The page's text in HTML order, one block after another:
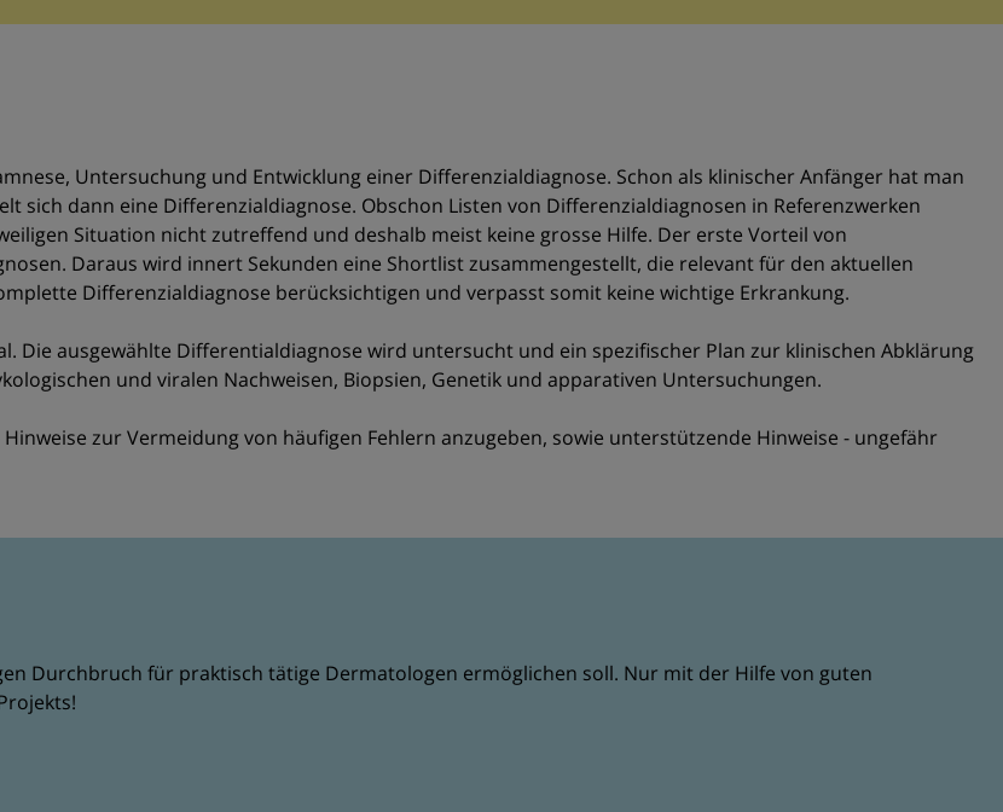
Untersuchung und Entwicklung einer Differenzialdiagnose. Schon als klinischer Anfänger hat man
sich dann eine Differenzialdiagnose. Obschon Listen von Differenzialdiagnosen in Referenzwerken
Situation nicht zutreffend und deshalb meist keine grosse Hilfe. Der erste Vorteil von
Daraus wird innert Sekunden eine Shortlist zusammengestellt, die relevant für den aktuellen
Differenzialdiagnose berücksichtigen und verpasst somit keine wichtige Erkrankung.
Die ausgewählte Differentialdiagnose wird untersucht und ein spezifischer Plan zur klinischen Abklärung
und viralen Nachweisen, Biopsien, Genetik und apparativen Untersuchungen.
zur Vermeidung von häufigen Fehlern anzugeben, sowie unterstützende Hinweise - ungefähr
Durchbruch für praktisch tätige Dermatologen ermöglichen soll. Nur mit der Hilfe von guten